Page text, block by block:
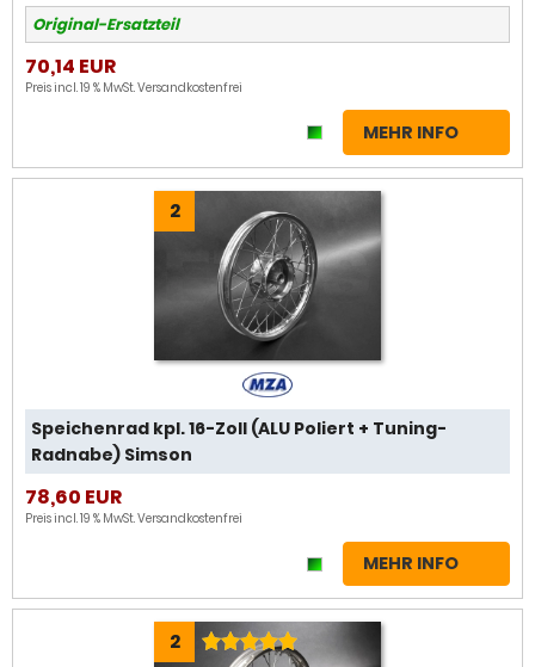
Original-Ersatzteil
70,14 EUR
Preis incl. 19 % MwSt.Versandkostenfrei
MEHR INFO
2
Speichenrad kpl. 16-Zoll (ALU Poliert + Tuning-
Radnabe) Simson
78,60 EUR
Preis incl. 19 % MwSt.Versandkostenfrei
MEHR INFO
2